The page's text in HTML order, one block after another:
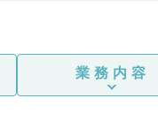
業務内容